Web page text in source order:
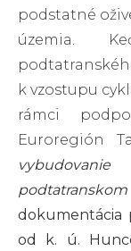
podstatné
územia.
k vzostupu
rámci
Euroregión
dokumentácia
od k. ú.